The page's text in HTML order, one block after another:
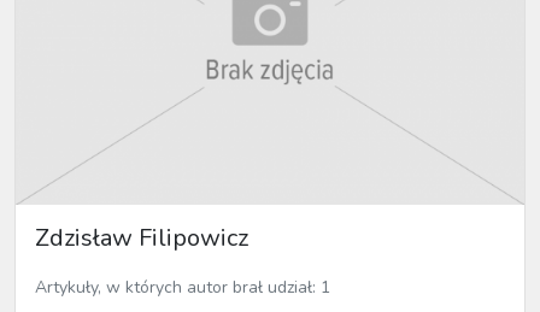
Zdzisław Filipowicz
Artykuły, w których autor brał udział: 1